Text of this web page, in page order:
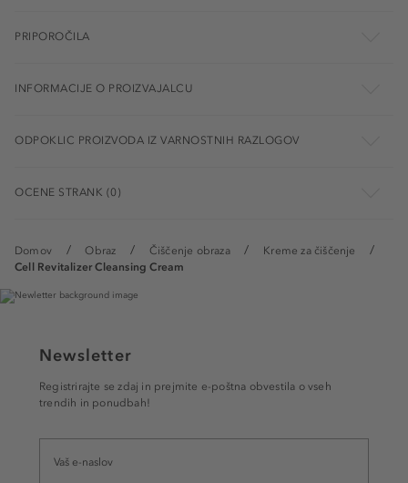
Domov Obraz Čiščenje obraza
Kreme za čiščenje
Cell Revitalizer Cleansing Cream
PRIPOROČILA
INFORMACIJE O PROIZVAJALCU
ODPOKLIC PROIZVODA IZ VARNOSTNIH RAZLOGOV
OCENE STRANK (0)
Newsletter
Registrirajte se zdaj in prejmite e-poštna obvestila o vseh
trendih in ponudbah!